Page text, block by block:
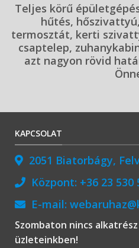
Teljes körű
hűtés,
termosztát, kerti
csaptelep,
azt nagyon rövid
KAPCSOLAT
2051 Biatorbágy,
Központ: +36 23 530
E-mail:
Szombaton nincs
üzleteinkben!